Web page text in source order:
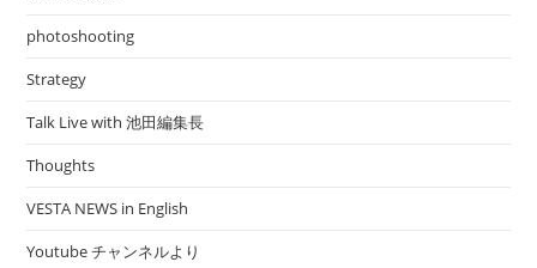
photoshooting
Strategy
Talk Live with 池田編集長
Thoughts
VESTA NEWS in English
Youtube チャンネルより